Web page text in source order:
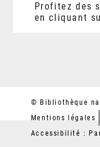
Profitez des
en cliquant
© Bibliothèque
Mentions légales
Accessibilité :